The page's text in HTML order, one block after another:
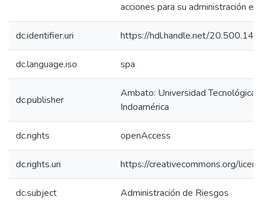
acciones para su administración
dc.identifier.uri https://hdl.handle.net/
dc.language.iso spa
dc.publisher
Ambato: Universidad Tecnológica
Indoamérica
dc.rights openAccess
dc.rights.uri https://creativecommons.org/
dc.subject Administración de Riesgos